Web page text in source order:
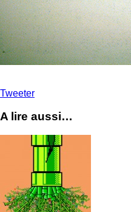
Tweeter
A lire aussi…